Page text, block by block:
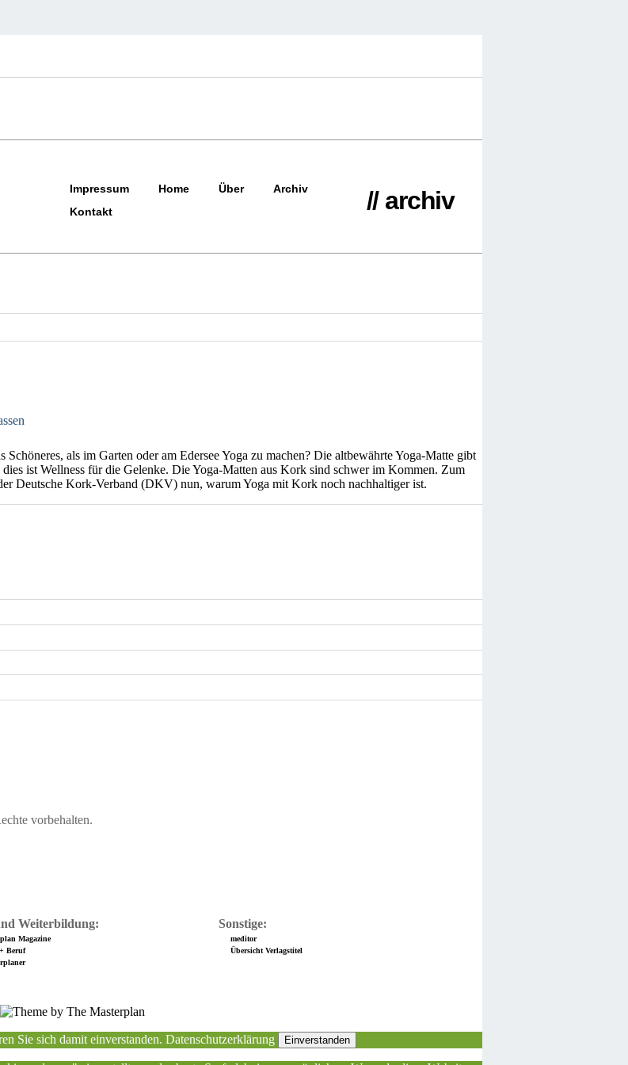
Impressum Home Über
Archiv
Kontakt
// archiv
Schöneres, als im Garten oder am Edersee Yoga zu machen? Die altbewährte Yoga-Matte gibt
ist Wellness für die Gelenke. Die Yoga-Matten aus Kork sind schwer im Kommen. Zum
Deutsche Kork-Verband (DKV) nun, warum Yoga mit Kork noch nachhaltiger ist.
vorbehalten.
Weiterbildung: Sonstige:
Magazine
meditor
Beruf
Übersicht Verlagstitel
Sie sich damit einverstanden. Datenschutzerklärung Einverstanden